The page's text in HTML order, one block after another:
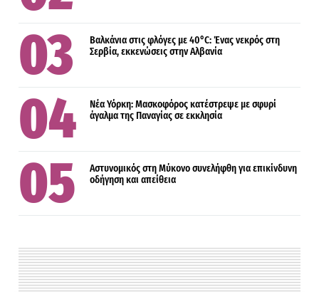
Βαλκάνια στις φλόγες με 40°C: Ένας νεκρός στη
Σερβία, εκκενώσεις στην Αλβανία
Νέα Υόρκη: Μασκοφόρος κατέστρεψε με σφυρί
άγαλμα της Παναγίας σε εκκλησία
Αστυνομικός στη Μύκονο συνελήφθη για επικίνδυνη
οδήγηση και απείθεια